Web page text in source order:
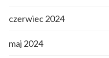
czerwiec 2024
maj 2024